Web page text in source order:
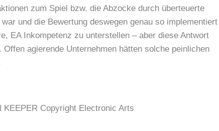
zum Spiel bzw. die Abzo­cke durch über­teu­er­te
und die Bewer­tung des­we­gen genau so imple­men­tiert
EA Inkom­pe­tenz zu unter­stel­len – aber die­se Ant­wort
agie­ren­de Unter­neh­men hät­ten sol­che pein­li­chen
KEEPER Copy­right Elec­tro­nic Arts